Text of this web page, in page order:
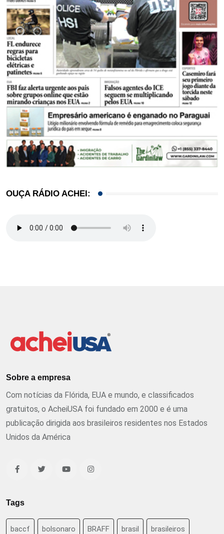
OUÇA RÁDIO ACHEI:
Sobre a empresa
Com notícias da Flórida, EUA e mundo, e classificados
gratuitos, o AcheiUSA foi fundado em 2000 e é uma
publicação dirigida aos brasileiros residentes nos Estados
Unidos da América
Tags
baccf bolsonaro BRAFF brasil brasileiros